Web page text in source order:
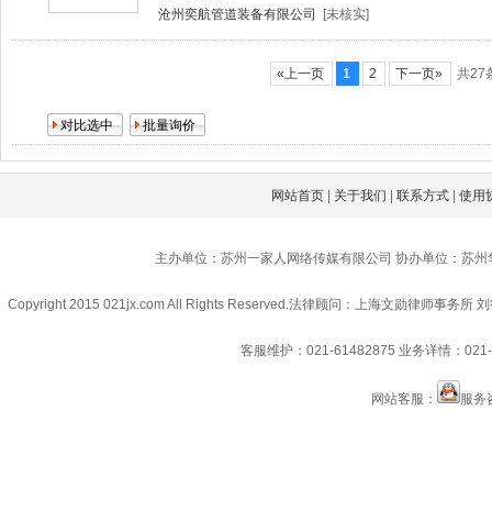
沧州奕航管道装备有限公司
[未核实]
«上一页 1 2 下一页» 共27
网站首页 关于我们 |联系方式 |使用
主办单位：苏州一家人网络传媒有限公司 协办单位：苏
Copyright 2015 021jx.com All Rights Reserved.法律顾问：上海文勋律师事务所
客服维护：021-61482875 业务详情：
网站客服： 服务